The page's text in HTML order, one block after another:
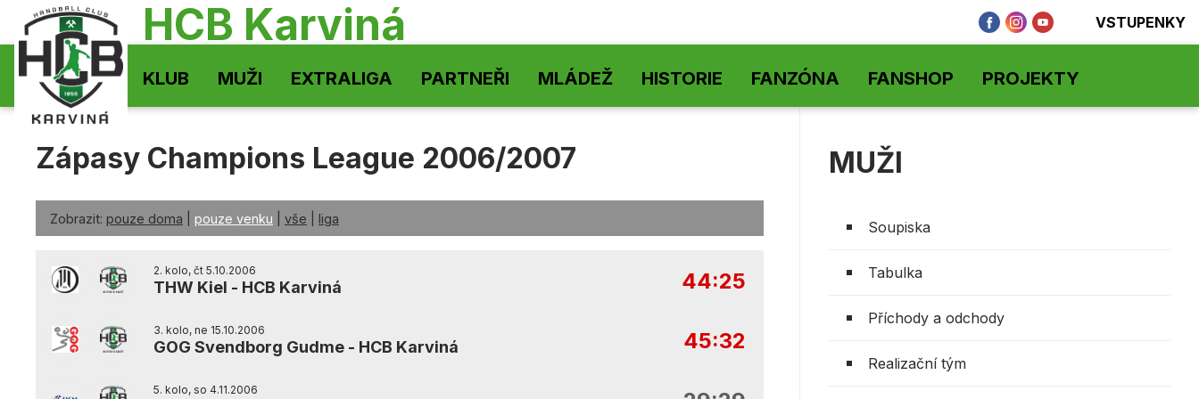
HCB Karviná VSTUPENKY
KLUB MUŽI EXTRALIGA PARTNEŘI MLÁDEŽ HISTORIE FANZÓNA FANSHOP PROJEKTY
Zápasy Champions League 2006/2007
Zobrazit: pouze doma pouze venku vše liga
2. kolo, čt 5.10.2006
THW Kiel - HCB Karviná 44:25
3. kolo, ne 15.10.2006
GOG Svendborg Gudme - HCB Karviná 45:32
5. kolo, so 4.11.2006
MUŽI
Soupiska
Tabulka
Příchody a odchody
Realizační tým